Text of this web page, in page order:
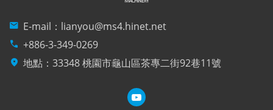
mail E-mail： lianyou@ms4.hinet.net
phone +886-3-349-0269
location_on 地點：33348 桃園市龜山區茶專二街92巷11號